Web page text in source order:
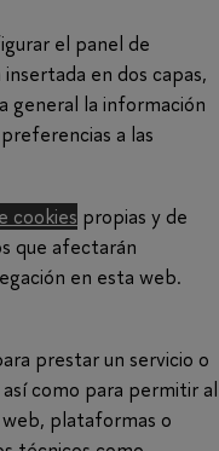
el panel de
en dos capas,
general la información
a las
cookies propias y de
que afectarán
en esta web.
prestar un servicio o
como para permitir al
web, plataformas o